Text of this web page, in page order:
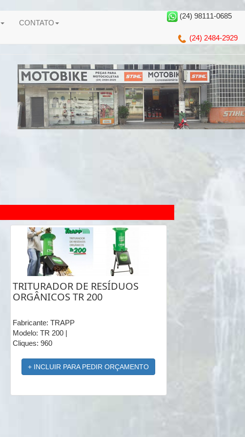
CONTATO
(24) 98111-0685
(24) 2484-2929
TRITURADOR DE RESÍDUOS
ORGÂNICOS TR 200
Fabricante: TRAPP
Modelo: TR 200 |
Cliques: 960
+ INCLUIR PARA PEDIR ORÇAMENTO